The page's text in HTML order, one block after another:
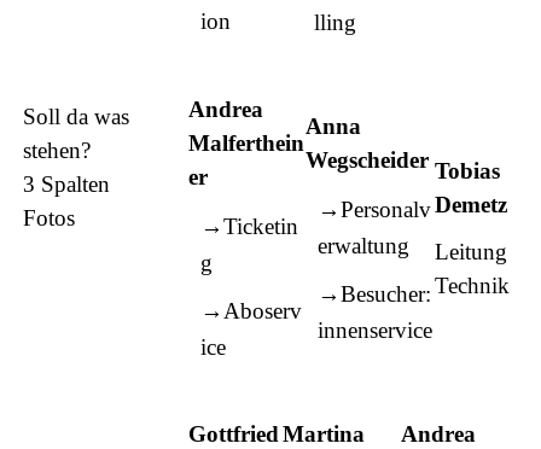
Soll da was
stehen?
3 Spalten
Fotos
ion
lling
Andrea
Malferthein
er
Ticketin
g
Aboserv
ice
Anna
Wegscheider
Personalv
erwaltung
Besucher:
innenservice
Tobias
Demetz
Leitung
Technik
Gottfried Martina
Andrea